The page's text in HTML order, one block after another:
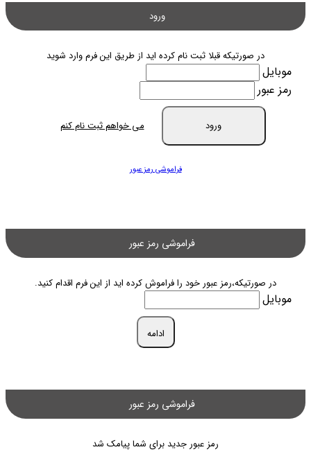
ورود
در صورتیکه قبلا ثبت نام کرده اید از طریق این فرم وارد شوید
موبایل
رمز عبور
ورود می خواهم ثبت نام کنم
فراموشی رمز عبور
فراموشی رمز عبور
در صورتیکه،رمز عبور خود را فراموش کرده اید از این فرم اقدام کنید.
موبایل
ادامه
فراموشی رمز عبور
رمز عبور جدید برای شما پیامک شد